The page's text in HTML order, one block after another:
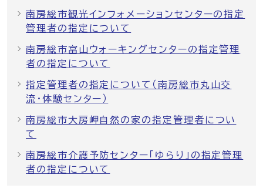
南房総市観光インフォメーションセンターの指定
管理者の指定について
南房総市富山ウォーキングセンターの指定管理
者の指定について
指定管理者の指定について（南房総市丸山交
流・体験センター）
南房総市大房岬自然の家の指定管理者につい
て
南房総市介護予防センター「ゆらり」の指定管理
者の指定について